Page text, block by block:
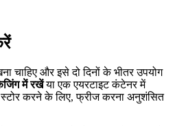
चाहिए और इसे दो दिनों के भीतर उपयोग
में रखेंया एक एयरटाइट कंटेनर में
करने के लिए, फ्रीज करना अनुशंसित